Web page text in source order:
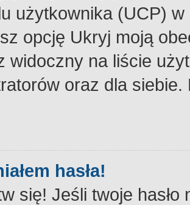
użytkownika (UCP) w
opcję Ukryj moją
widoczny na liście
oraz dla
hasła!
się! Jeśli twoje